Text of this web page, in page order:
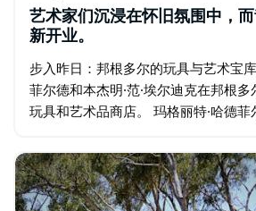
艺术家们沉浸在怀旧氛围中，
新开业。
步入昨日：邦根多尔的玩具与艺术宝
菲尔德和本杰明·范·埃尔迪克在邦根
玩具和艺术品商店。 玛格丽特·哈德
术家…